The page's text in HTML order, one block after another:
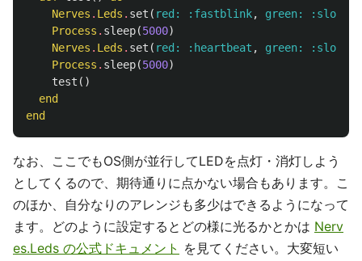
Nerves . Leds . set ( red: :fastblink, green:
Process . sleep(5000)
Nerves . Leds . set ( red: :heartbeat , green:
Process . sleep(5000)
test ()
end
end
なお、ここでもOS側が並行してLEDを点灯・消灯しよう
としてくるので、期待通りに点かない場合もあります。こ
のほか、自分なりのアレンジも多少はできるようになって
ます。どのように設定するとどの様に光るかとかは Nerv
es.Leds の公式ドキュメント を見てください。大変短い